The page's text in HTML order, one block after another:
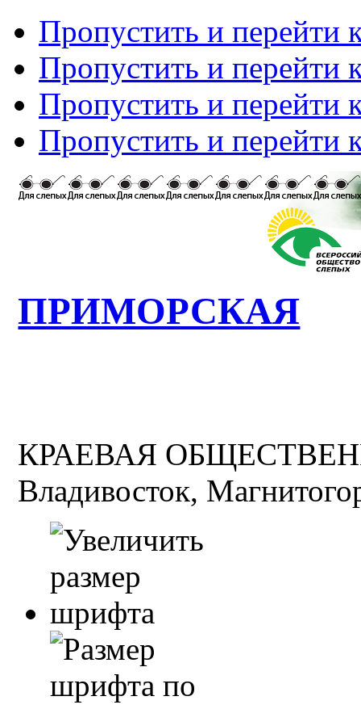
Пропустить и перейти
Пропустить и перейти
Пропустить и перейти
Пропустить и перейти
ПРИМОРСКАЯ
КРАЕВАЯ
Владивосток,